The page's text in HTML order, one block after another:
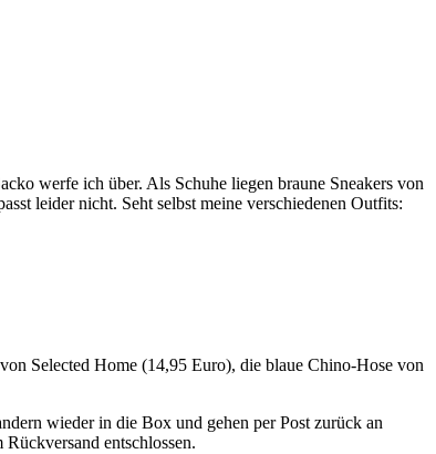
werfe ich über. Als Schuhe liegen braune Sneakers von
leider nicht. Seht selbst meine verschiedenen Outfits:
Selected Home (14,95 Euro), die blaue Chino-Hose von
wieder in die Box und gehen per Post zurück an
entschlossen.